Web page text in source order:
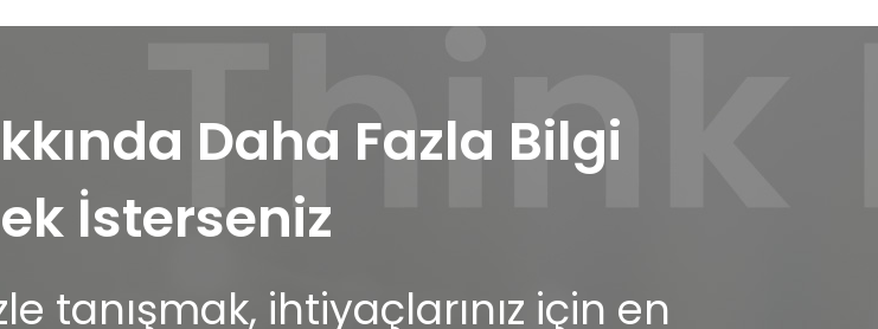
Daha Fazla Bilgi
İsterseniz
tanışmak, ihtiyaçlarınız için en